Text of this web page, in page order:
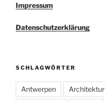
Impressum
Datenschutzerklärung
SCHLAGWÖRTER
Antwerpen Architektur